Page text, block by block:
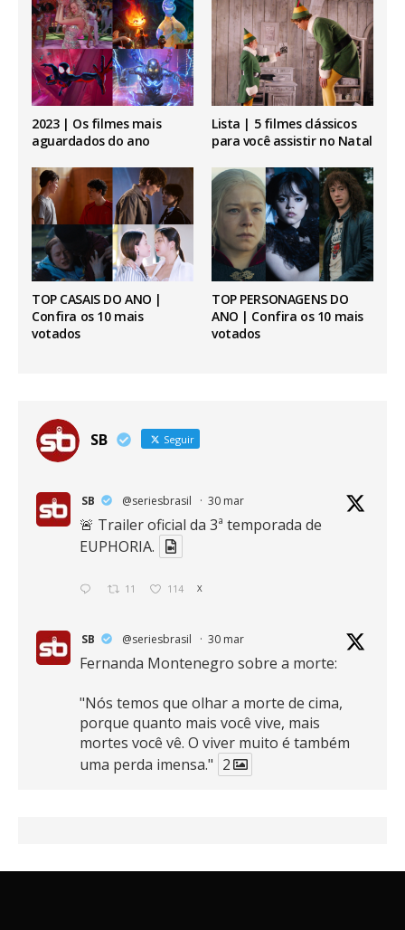
2023 | Os filmes mais
aguardados do ano
Lista | 5 filmes clássicos
para você assistir no Natal
TOP CASAIS DO ANO |
Confira os 10 mais
votados
TOP PERSONAGENS DO
ANO | Confira os 10 mais
votados
SB Seguir
SB @seriesbrasil · 30 mar
🚨 Trailer oficial da 3ª temporada de
EUPHORIA.
11 114 X
SB @seriesbrasil · 30 mar
Fernanda Montenegro sobre a morte:
"Nós temos que olhar a morte de cima,
porque quanto mais você vive, mais
mortes você vê. O viver muito é também
uma perda imensa." 2